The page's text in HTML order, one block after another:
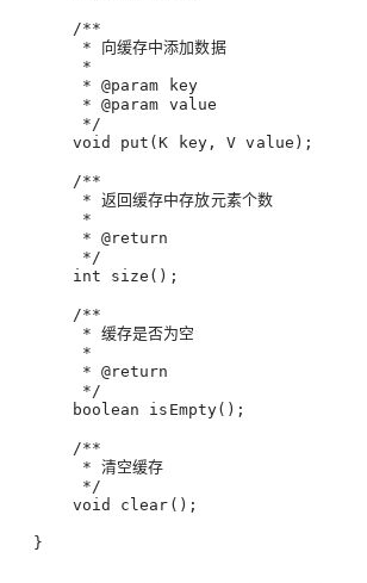
/**
* 向缓存中添加数据
*
* @param key
* @param value
*/
void
put (K key, V value );
/**
* 返回缓存中存放元素个数
*
* @return
*/
int
size ();
/**
* 缓存是否为空
*
* @return
*/
boolean isEmpty() ;
/**
* 清空缓存
*/
void
clear ();
}